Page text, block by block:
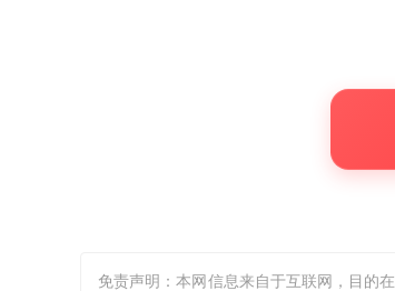
免责声明：本网信息来自于互联网，目的